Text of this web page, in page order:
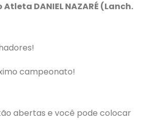
DANIEL NAZARÉ (Lanch.
campeonato!
abertas e você pode colocar